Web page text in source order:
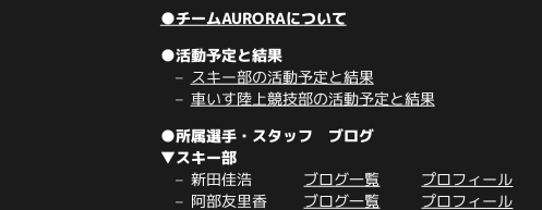
●チームAURORAについて
●活動予定と結果
スキー部の活動予定と結果
車いす陸上競技部の活動予定と結果
●所属選手・スタッフ ブログ
▼スキー部
新田佳浩 ブログ一覧 プロフィール
阿部友里香 ブログ一覧 プロフィール